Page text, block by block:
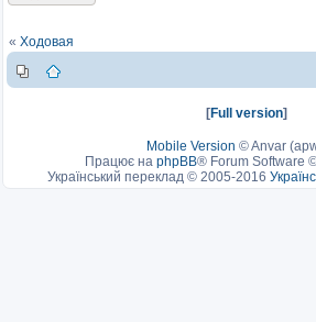
« Ходовая
[Full version]
Mobile Version ©Anvar
Працює на phpBB® Forum Software
Український переклад © 2005-2016